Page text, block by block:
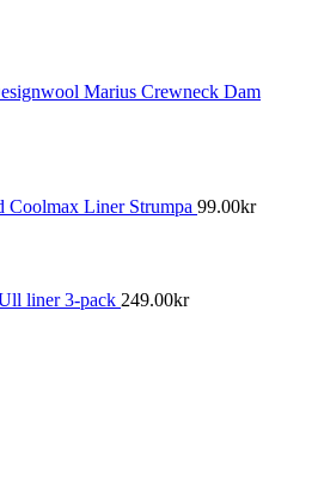
Marius Crewneck Dam
Coolmax Liner Strumpa 99.00kr
liner 3-pack 249.00kr